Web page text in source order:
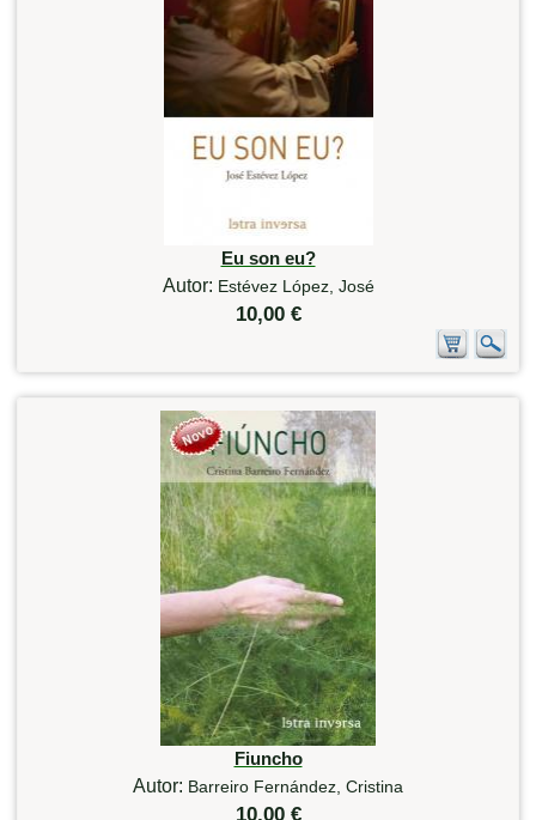
Eu son eu?
Autor: Estévez López, José
10,00 €
Fiuncho
Autor: Barreiro Fernández, Cristina
10,00 €